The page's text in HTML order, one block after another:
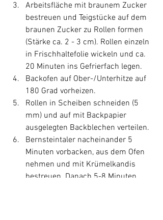
Arbeitsfläche mit braunem Zucker
bestreuen und Teigstücke auf dem
braunen Zucker zu Rollen formen
(Stärke ca. 2 - 3 cm). Rollen einzeln
in Frischhaltefolie wickeln und ca.
20 Minuten ins Gefrierfach legen.
Backofen auf Ober-/Unterhitze auf
180 Grad vorheizen.
Rollen in Scheiben schneiden (5
mm) und auf mit Backpapier
ausgelegten Backblechen verteilen.
Bernsteintaler nacheinander 5
Minuten vorbacken, aus dem Ofen
nehmen und mit Krümelkandis
bestreuen. Danach 5-8 Minuten